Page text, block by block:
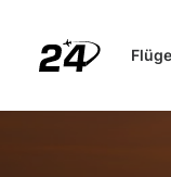
Flüge